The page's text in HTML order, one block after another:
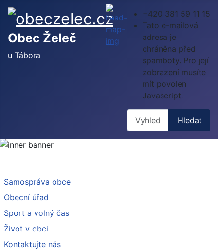
Obec Želeč
u Tábora
+420 381 59 11 15
Tato e-mailová
adresa je
chráněna před
spamboty. Pro její
zobrazení musíte
mít povolen
Javascript.
Hledat
Samospráva obce
Obecní úřad
Sport a volný čas
Život v obci
Kontaktujte nás